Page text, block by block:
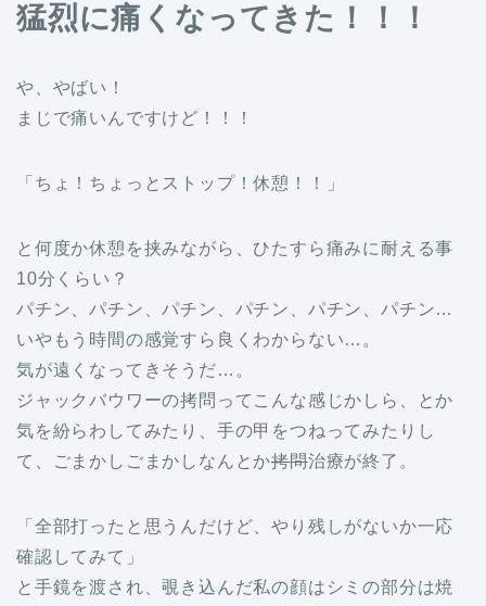
猛烈に痛くなってきた！！！
や、やばい！
まじで痛いんですけど！！！
「ちょ！ちょっとストップ！休憩！！」
と何度か休憩を挟みながら、ひたすら痛みに耐える事
10分くらい？
パチン、パチン、パチン、パチン、パチン、パチン…
いやもう時間の感覚すら良くわからない…。
気が遠くなってきそうだ…。
ジャックバウワーの拷問ってこんな感じかしら、とか
気を紛らわしてみたり、手の甲をつねってみたりし
て、ごまかしごまかしなんとか拷問治療が終了。
「全部打ったと思うんだけど、やり残しがないか一応
確認してみて」
と手鏡を渡され、覗き込んだ私の顔はシミの部分は焼